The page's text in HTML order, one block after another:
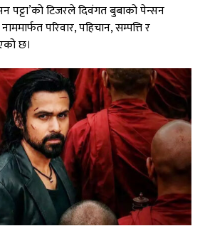
पट्टा’को टिजरले दिवंगत बुबाको पेन्सन
परिवार, पहिचान, सम्पत्ति र
छ।